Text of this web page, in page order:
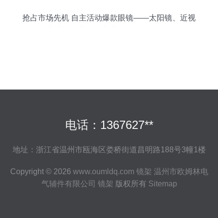
抢占市场先机 自主活动爆款眼镜——太阳镜、近视
电话：1367627**
地址：浙江省温州市瓯海区娄桥街道昌明路188号3幢1楼
Copyright © 2026 www.oumldq.com 镜架 温州市欧姆林电
气辅件有限公司 镜架 版权所有 Sitemap